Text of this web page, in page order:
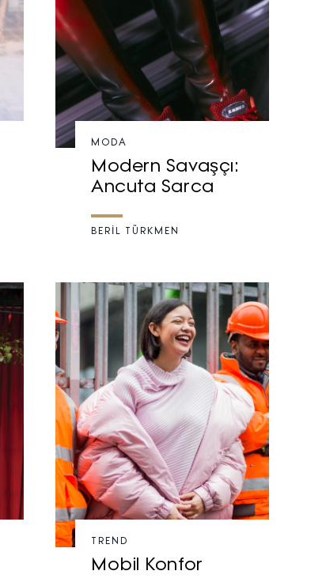
MODA
Modern Savaşçı:
Ancuta Sarca
BERİL TÜRKMEN
TREND
Mobil Konfor